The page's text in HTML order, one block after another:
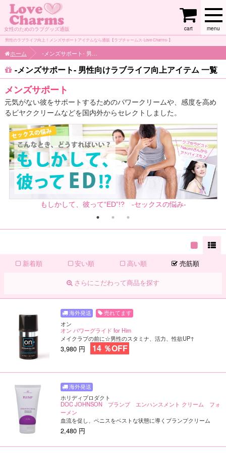
女性のためのラブグッズ通販 menu
cart
男性のラブライフ向上！メンズサポートアイテムなら通販【ラブチャームス-Love Charms-】
ホーム
-メンズサポート- 男性向けラブライフ向上アイテム 一覧
メンズサポート
元気がない彼をサポートするためのパワークリームや、感度を高め
るビヤククリームなどを国内外からセレクトしました。
もしかして、彼って“ED”!? -セックスの悩み-
新着順 安い順 高い順 売筋順
さらにこだわって商品を探す
売れてます
オン
オン パワーグライド for Him
メイクラブの前に☆男性のスタミナ、活力、性欲UP↑
3,980 円 14 ％OFF
ホリディプロダクト
DOC JOHNSON プランプ エンハンスメント クリーム フォ
ーメン
血流を促し、ペニスをベストな状態に導くプランプクリーム
2,480 円